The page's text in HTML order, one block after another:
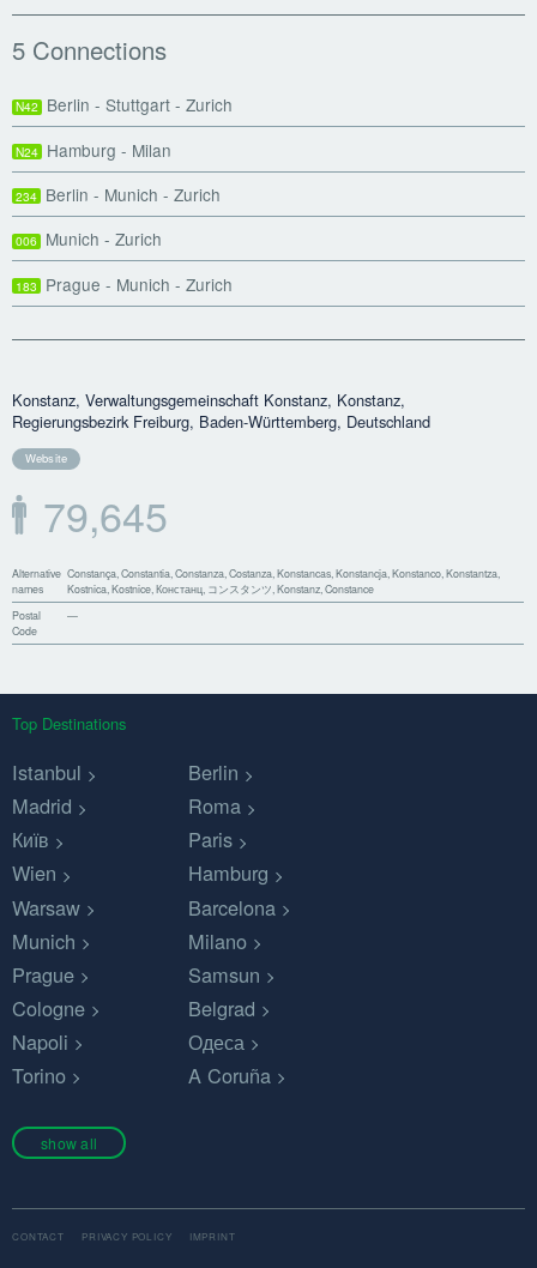
5 Connections
N42 Berlin - Stuttgart - Zurich
N24 Hamburg - Milan
234 Berlin - Munich - Zurich
006 Munich - Zurich
183 Prague - Munich - Zurich
Konstanz, Verwaltungsgemeinschaft Konstanz, Konstanz,
Regierungsbezirk Freiburg, Baden-Württemberg, Deutschland
Website
79,645
Alternative
names
Constança, Constantia, Constanza, Costanza, Konstancas, Konstancja, Konstanco, Konstantza,
Kostnica, Kostnice, Констанц, コンスタンツ, Konstanz, Constance
Postal
Code
—
Top Destinations
Istanbul
Berlin
Madrid
Roma
Київ
Paris
Wien
Hamburg
Warsaw
Barcelona
Munich
Milano
Prague
Samsun
Cologne
Belgrad
Napoli
Одеса
Torino
A Coruña
show all
CONTACT PRIVACY POLICY IMPRINT